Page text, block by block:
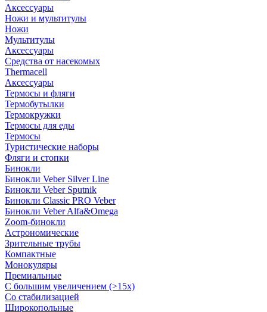
Аксессуары
Ножи и мультитулы
Ножи
Мультитулы
Аксессуары
Средства от насекомых
Thermacell
Аксессуары
Термосы и фляги
Термобутылки
Термокружки
Термосы для еды
Термосы
Туристические наборы
Фляги и стопки
Бинокли
Бинокли Veber Silver Line
Бинокли Veber Sputnik
Бинокли Classic PRO Veber
Бинокли Veber Alfa&Omega
Zoom-бинокли
Астрономические
Зрительные трубы
Компактные
Монокуляры
Премиальные
С большим увеличением (>15x)
Со стабилизацией
Широкопольные